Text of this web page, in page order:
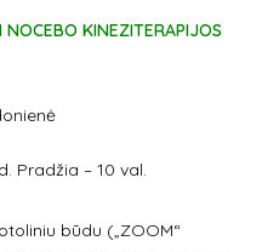
KINEZITERAPIJOS
d. Pradžia – 10 val.
būdu („ZOOM“